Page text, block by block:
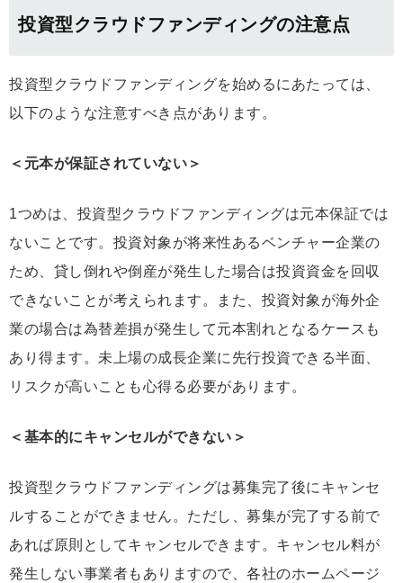
投資型クラウドファンディングの注意点
投資型クラウドファンディングを始めるにあたっては、
以下のような注意すべき点があります。
＜元本が保証されていない＞
1つめは、投資型クラウドファンディングは元本保証では
ないことです。投資対象が将来性あるベンチャー企業の
ため、貸し倒れや倒産が発生した場合は投資資金を回収
できないことが考えられます。また、投資対象が海外企
業の場合は為替差損が発生して元本割れとなるケースも
あり得ます。未上場の成長企業に先行投資できる半面、
リスクが高いことも心得る必要があります。
＜基本的にキャンセルができない＞
投資型クラウドファンディングは募集完了後にキャンセ
ルすることができません。ただし、募集が完了する前で
あれば原則としてキャンセルできます。キャンセル料が
発生しない事業者もありますので、各社のホームページ